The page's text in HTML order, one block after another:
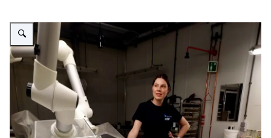
Vergroot afbeelding Foto van conservatie van metaalvondsten in het